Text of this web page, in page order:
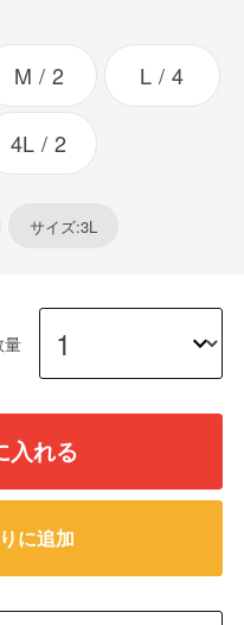
M 2 L 4
4L 2
サイズ:3L
量
入れる
に追加